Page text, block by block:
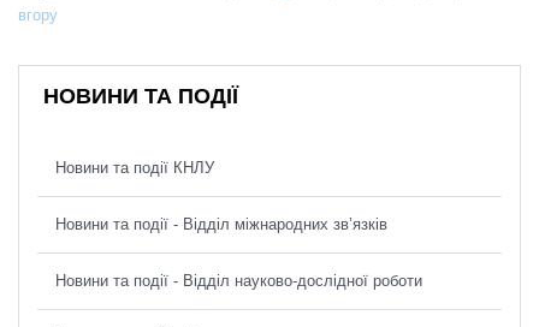
вгору
НОВИНИ ТА ПОДІЇ
Новини та події КНЛУ
Новини та події - Відділ міжнародних зв’язків
Новини та події - Відділ науково-дослідної роботи